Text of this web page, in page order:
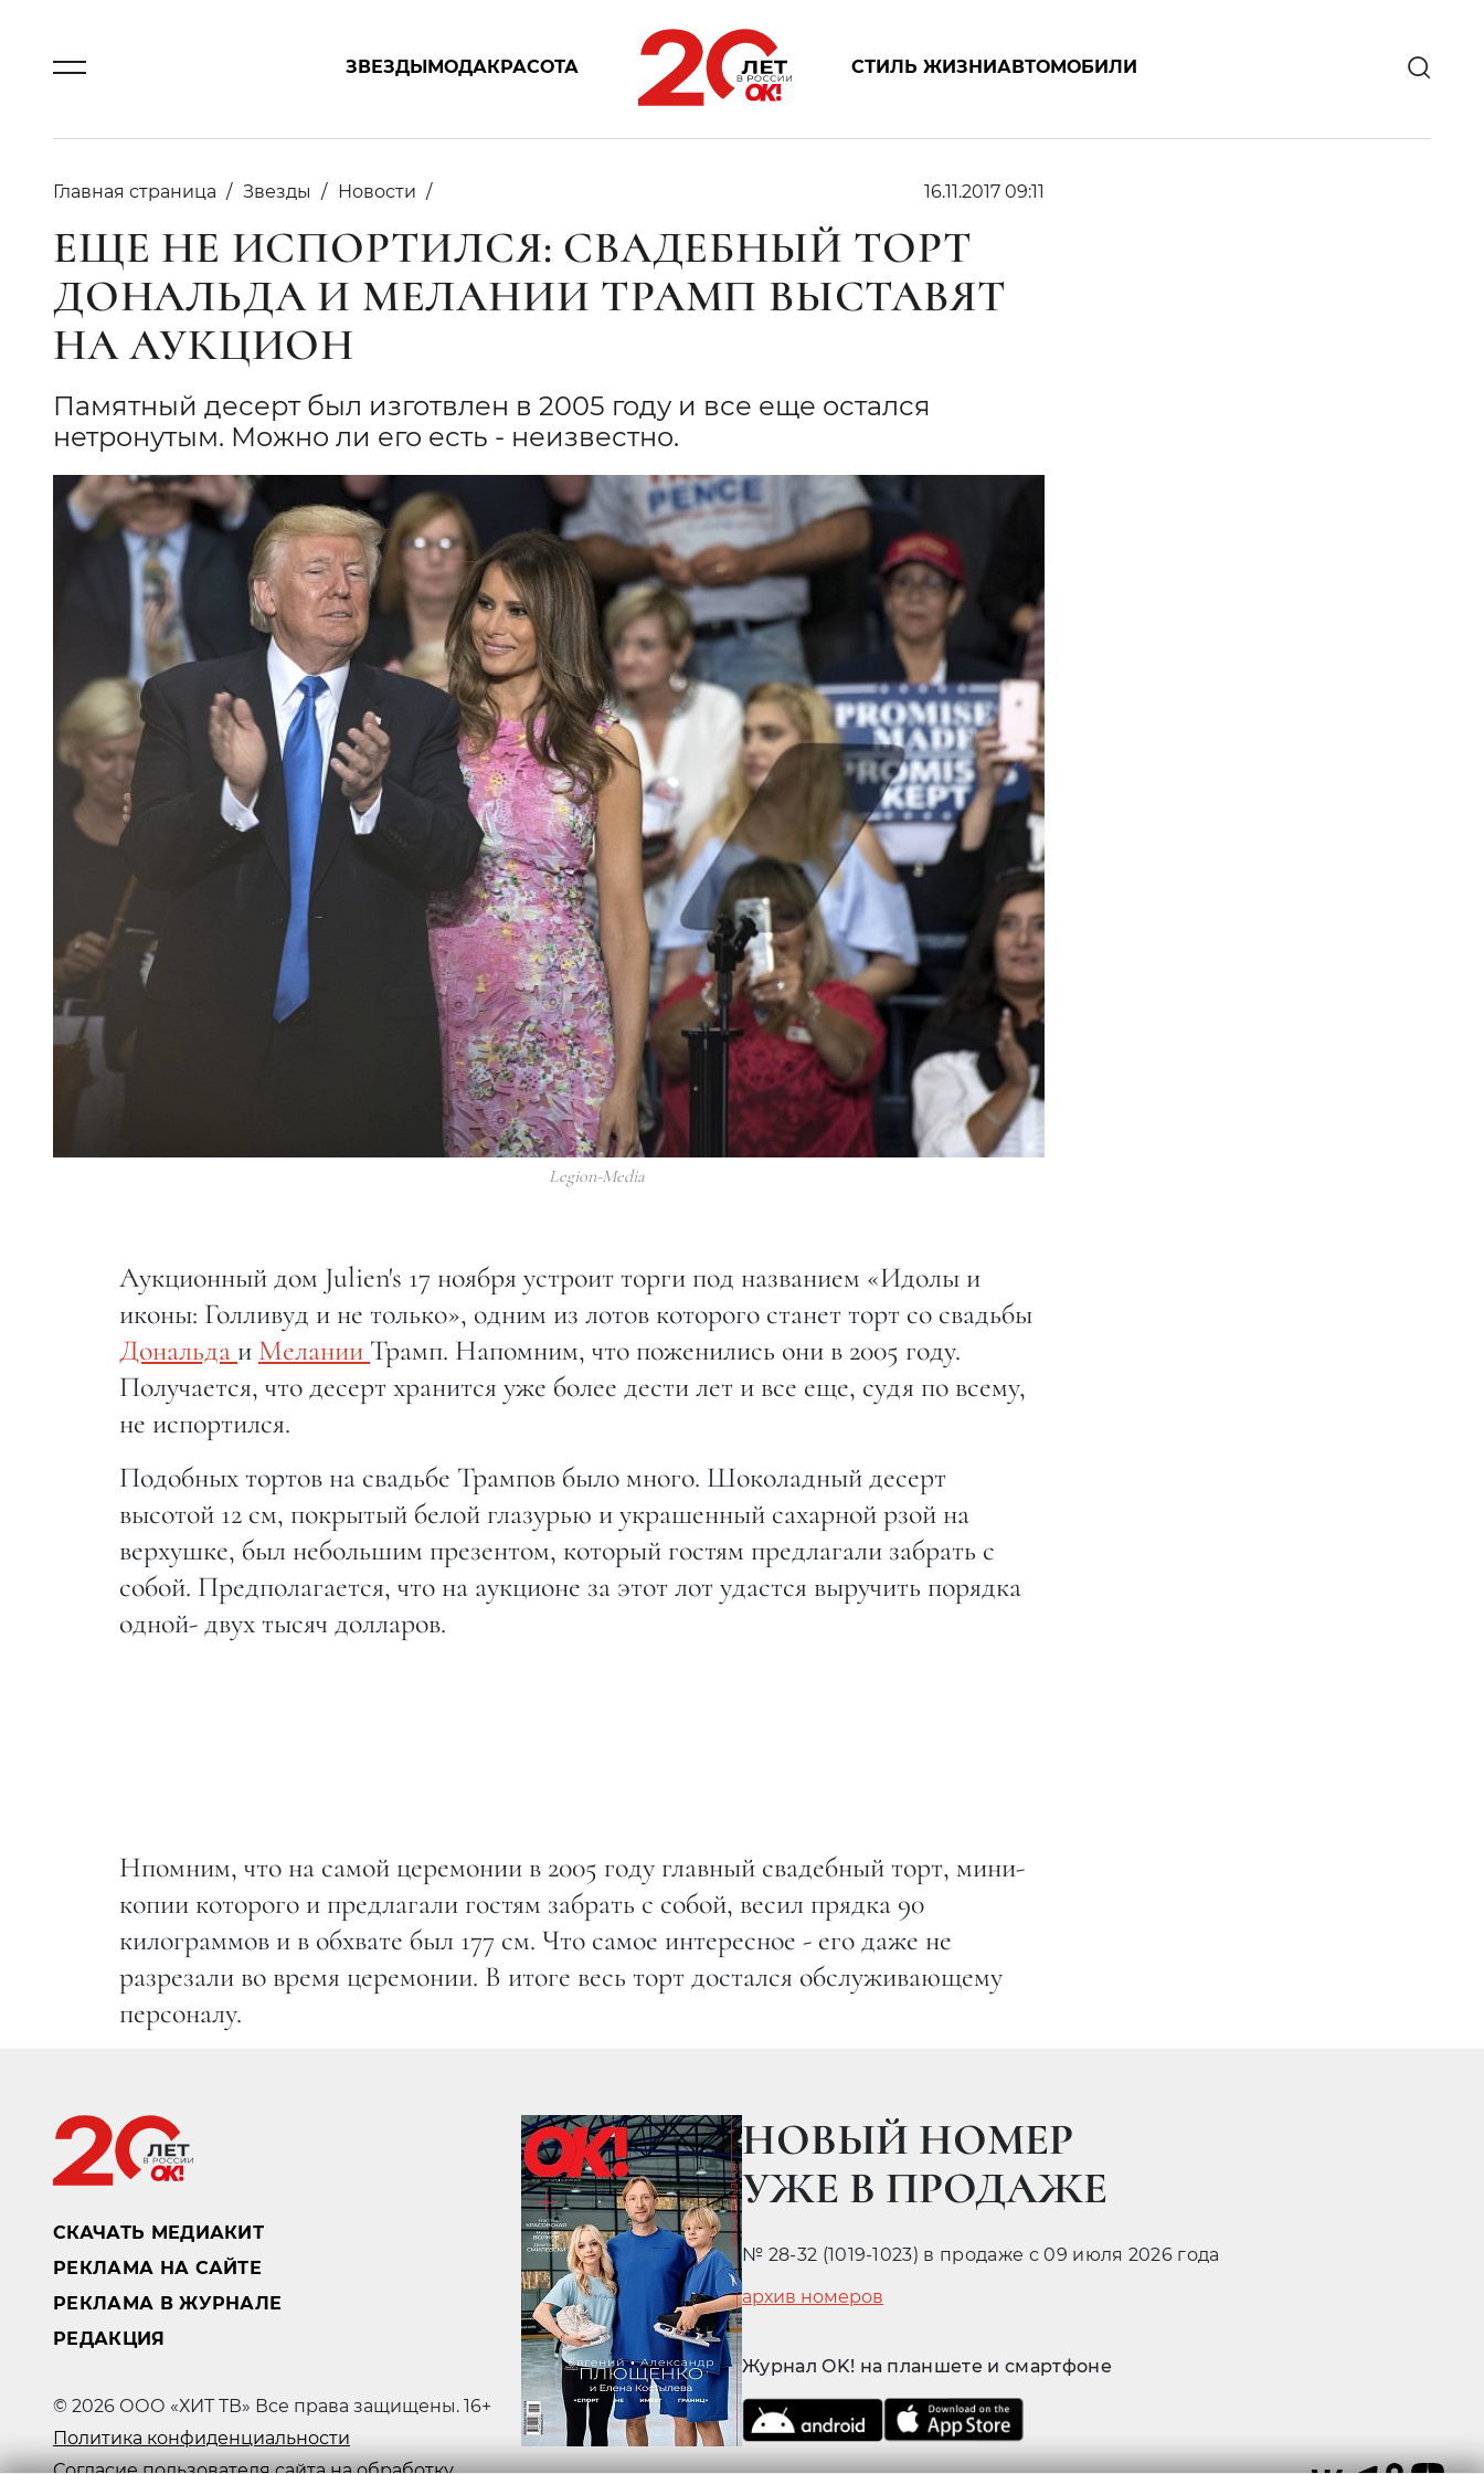
ЗВЕЗДЫМОДАКРАСОТА СТИЛЬ ЖИЗНИАВТОМОБИЛИ
Главная страница Звезды Новости 16.11.2017 09:11
ЕЩЕ НЕ ИСПОРТИЛСЯ: СВАДЕБНЫЙ ТОРТ
ДОНАЛЬДА И МЕЛАНИИ ТРАМП ВЫСТАВЯТ
НА АУКЦИОН
Памятный десерт был изготвлен в 2005 году и все еще остался
нетронутым. Можно ли его есть - неизвестно.
Legion-Media
Аукционный дом Julien's 17 ноября устроит торги под названием «Идолы и
иконы: Голливуд и не только», одним из лотов которого станет торт со свадьбы
Дональда и Мелании Трамп. Напомним, что поженились они в 2005 году.
Получается, что десерт хранится уже более дести лет и все еще, судя по всему,
не испортился.
Подобных тортов на свадьбе Трампов было много. Шоколадный десерт
высотой 12 см, покрытый белой глазурью и украшенный сахарной рзой на
верхушке, был небольшим презентом, который гостям предлагали забрать с
собой. Предполагается, что на аукционе за этот лот удастся выручить порядка
одной- двух тысяч долларов.
Нпомним, что на самой церемонии в 2005 году главный свадебный торт, мини-
копии которого и предлагали гостям забрать с собой, весил прядка 90
килограммов и в обхвате был 177 см. Что самое интересное - его даже не
разрезали во время церемонии. В итоге весь торт достался обслуживающему
персоналу.
СКАЧАТЬ МЕДИАКИТ
РЕКЛАМА НА САЙТЕ
РЕКЛАМА В ЖУРНАЛЕ
РЕДАКЦИЯ
© 2026 ООО «ХИТ ТВ» Все права защищены. 16+
Политика конфиденциальности
НОВЫЙ НОМЕР
УЖЕ В ПРОДАЖЕ
№ 28-32 (1019-1023) в продаже с 09 июля 2026 года
архив номеров
Журнал OK! на планшете и смартфоне